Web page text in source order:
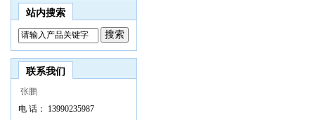
站内搜索
联系我们
张鹏
电 话：
13990235987